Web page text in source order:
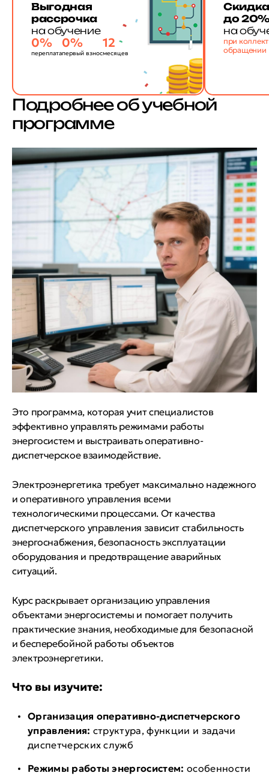
Выгодная
рассрочка
на обучение
0%
переплата
0%
первый взнос
12
месяцев
до
на
при
обращении
Подробнее об учебной
программе
Это программа, которая учит специалистов
эффективно управлять режимами работы
энергосистем и выстраивать оперативно-
диспетчерское взаимодействие.
Электроэнергетика требует максимально надежного
и оперативного управления всеми
технологическими процессами. От качества
диспетчерского управления зависит стабильность
энергоснабжения, безопасность эксплуатации
оборудования и предотвращение аварийных
ситуаций.
Курс раскрывает организацию управления
объектами энергосистемы и помогает получить
практические знания, необходимые для безопасной
и бесперебойной работы объектов
электроэнергетики.
Что вы изучите:
Организация оперативно-диспетчерского
управления: структура, функции и задачи
диспетчерских служб
Режимы работы энергосистем: особенности